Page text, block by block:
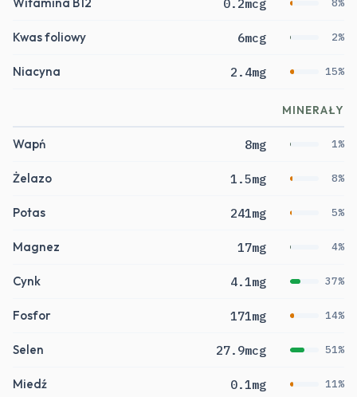
0.2mcg 8%
Kwas foliowy 6mcg 2%
Niacyna 2.4mg 15%
MINERAŁY
Wapń 8mg 1%
Żelazo 1.5mg 8%
Potas 241mg 5%
Magnez 17mg 4%
Cynk 4.1mg 37%
Fosfor 171mg 14%
Selen 27.9mcg 51%
Miedź 0.1mg 11%